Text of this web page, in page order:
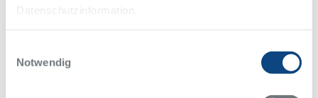
Datenschutzinformation.
Notwendig
Alle Meldungen des Alfried Krupp Krankenhaus